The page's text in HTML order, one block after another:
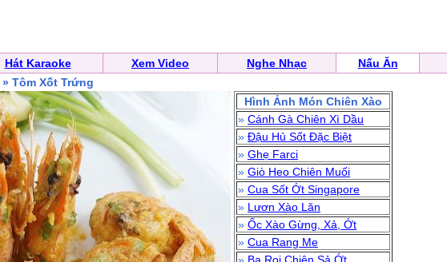
Hát Karaoke Xem Video Nghe Nhạc Nấu Ăn
» Tôm Xốt Trứng
Hình Ảnh Món Chiên Xào
» Cánh Gà Chiên Xì Dầu
» Đậu Hủ Sốt Đặc Biệt
» Ghẹ Farci
» Giò Heo Chiên Muối
» Cua Sốt Ớt Singapore
» Lươn Xào Lăn
» Ốc Xào Gừng, Xả, Ớt
» Cua Rang Me